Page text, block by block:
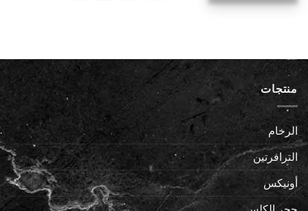
منتجات
الرخام
الترافرتين
أونيكس